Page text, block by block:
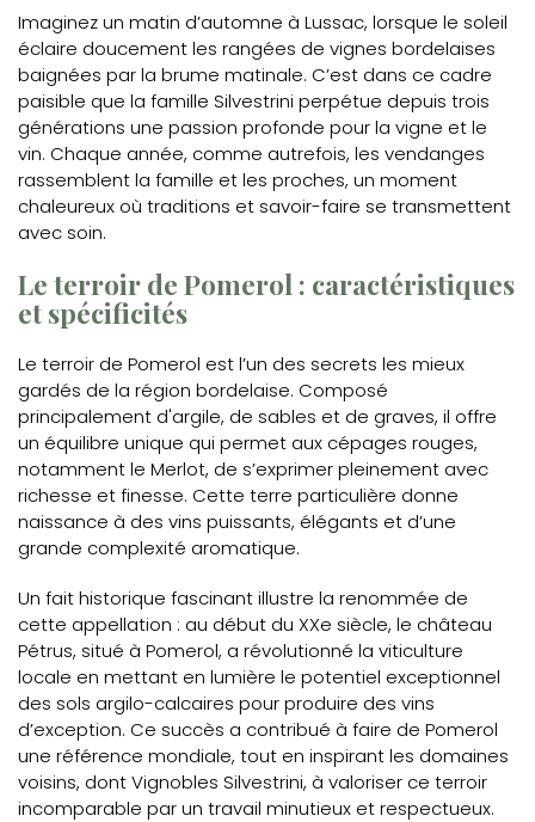
Imaginez un matin d’automne à Lussac, lorsque le soleil
éclaire doucement les rangées de vignes bordelaises
baignées par la brume matinale. C’est dans ce cadre
paisible que la famille Silvestrini perpétue depuis trois
générations une passion profonde pour la vigne et le
vin. Chaque année, comme autrefois, les vendanges
rassemblent la famille et les proches, un moment
chaleureux où traditions et savoir-faire se transmettent
avec soin.
Le terroir de Pomerol : caractéristiques
et spécificités
Le terroir de Pomerol est l’un des secrets les mieux
gardés de la région bordelaise. Composé
principalement d'argile, de sables et de graves, il offre
un équilibre unique qui permet aux cépages rouges,
notamment le Merlot, de s’exprimer pleinement avec
richesse et finesse. Cette terre particulière donne
naissance à des vins puissants, élégants et d’une
grande complexité aromatique.
Un fait historique fascinant illustre la renommée de
cette appellation : au début du XXe siècle, le château
Pétrus, situé à Pomerol, a révolutionné la viticulture
locale en mettant en lumière le potentiel exceptionnel
des sols argilo-calcaires pour produire des vins
d’exception. Ce succès a contribué à faire de Pomerol
une référence mondiale, tout en inspirant les domaines
voisins, dont Vignobles Silvestrini, à valoriser ce terroir
incomparable par un travail minutieux et respectueux.